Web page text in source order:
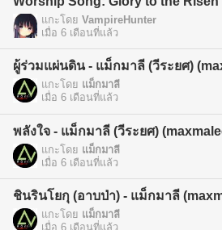
แกะโดย VampireHunter
เมื่อ 6 เดือนที่แล้ว
ผู้ร่วมแผ่นดิน - แม็กมาลี (วีระยศ)
แกะโดย แม็กมาลี
เมื่อ 6 เดือนที่แล้ว
พลังใจ - แม็กมาลี (วีระยศ)
แกะโดย แม็กมาลี
เมื่อ 6 เดือนที่แล้ว
ชินรินโยกุ (อาบป่า) - แม็กมาลี
แกะโดย แม็กมาลี
เมื่อ 6 เดือนที่แล้ว